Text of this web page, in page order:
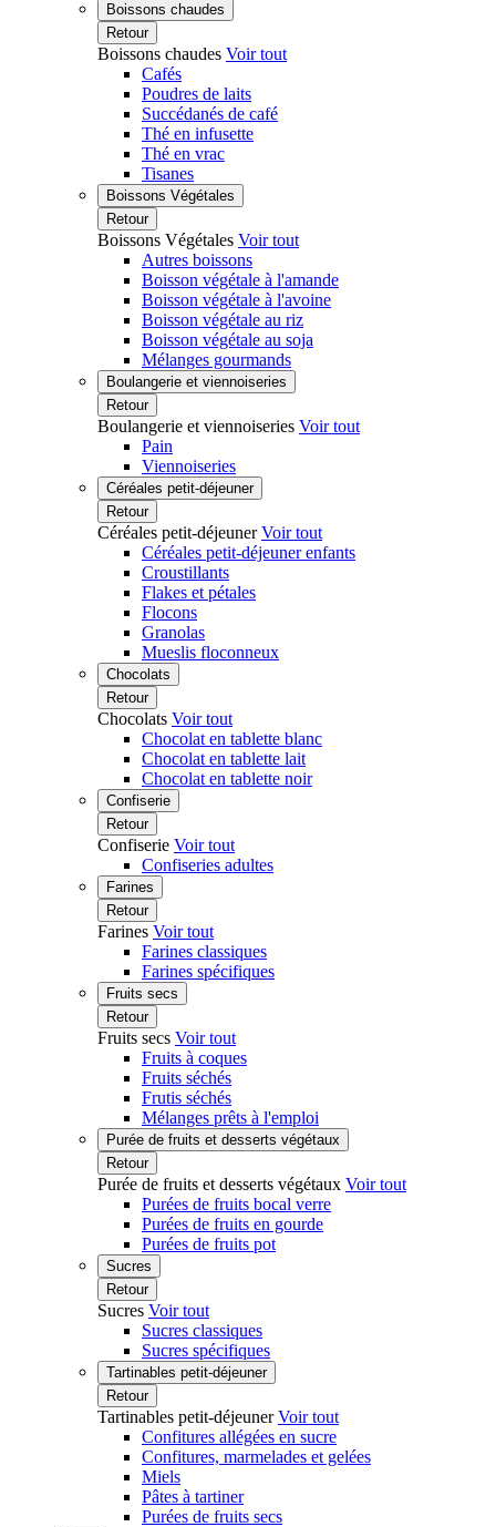
Boissons chaudes
Retour
Boissons chaudes Voir tout
Cafés
Poudres de laits
Succédanés de café
Thé en infusette
Thé en vrac
Tisanes
Boissons Végétales
Retour
Boissons Végétales Voir tout
Autres boissons
Boisson végétale à l'amande
Boisson végétale à l'avoine
Boisson végétale au riz
Boisson végétale au soja
Mélanges gourmands
Boulangerie et viennoiseries
Retour
Boulangerie et viennoiseries Voir tout
Pain
Viennoiseries
Céréales petit-déjeuner
Retour
Céréales petit-déjeunerVoir tout
Céréales petit-déjeuner enfants
Croustillants
Flakes et pétales
Flocons
Granolas
Mueslis floconneux
Chocolats
Retour
Chocolats Voir tout
Chocolat en tablette blanc
Chocolat en tablette lait
Chocolat en tablette noir
Confiserie
Retour
Confiserie Voir tout
Confiseries adultes
Farines
Retour
Farines Voir tout
Farines classiques
Farines spécifiques
Fruits secs
Retour
Fruits secs Voir tout
Fruits à coques
Fruits séchés
Frutis séchés
Mélanges prêts à l'emploi
Purée de fruits et desserts végétaux
Retour
Purée de fruits et desserts végétaux Voir tout
Purées de fruits bocal verre
Purées de fruits en gourde
Purées de fruits pot
Sucres
Retour
Sucres Voir tout
Sucres classiques
Sucres spécifiques
Tartinables petit-déjeuner
Retour
Tartinables petit-déjeunerVoir tout
Confitures allégées en sucre
Confitures, marmelades et gelées
Miels
Pâtes à tartiner
Purées de fruits secs